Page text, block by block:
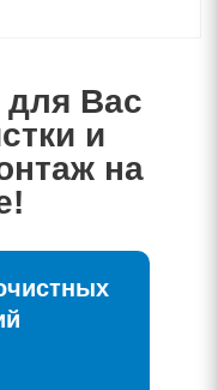
для Вас
и
на